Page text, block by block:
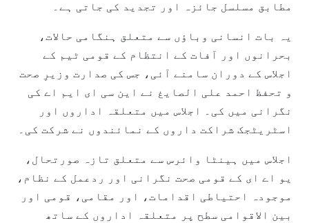
مطابق مسلسل جائزہ اور تجدید کی جاتی ہے۔
یہ بات انسانی وباؤں سے متعلق ہنگامی حالات،
بحرانوں اور آفات کے انتظام کے قومی ٹیم کے
اجلاس کے دوران سامنے آئی، جس کی صدارت وزیرِ صحت
و تحفظ احمد علی الصایغ نے این سی ای ایم اے کی
نگرانی میں کی۔ اجلاس میں متعلقہ اداروں اور
اسٹریٹجک شراکت داروں کے نمائندوں نے شرکت کی۔
اجلاس میں ہینٹا وائرس سے متعلق تازہ صورتحال،
یو اے ای کے قومی صحت نگرانی اور ردعمل کے نظام،
موجودہ احتیاطی اقدامات، اور مقامی، قومی اور
بین الاقوامی سطح پر متعلقہ اداروں کے ساتھ